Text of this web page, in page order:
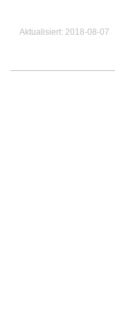
Aktualisiert: 2018-08-07